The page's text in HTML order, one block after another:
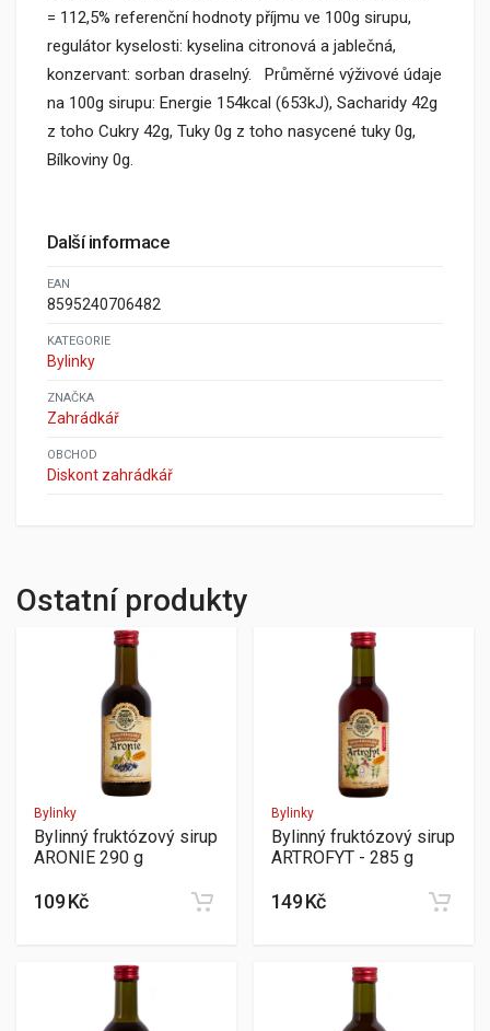
= 112,5% referenční hodnoty příjmu ve 100g sirupu,
regulátor kyselosti: kyselina citronová a jablečná,
konzervant: sorban draselný. Průměrné výživové údaje
na 100g sirupu: Energie 154kcal (653kJ), Sacharidy 42g
z toho Cukry 42g, Tuky 0g z toho nasycené tuky 0g,
Bílkoviny 0g.
Další informace
EAN
8595240706482
KATEGORIE
Bylinky
ZNAČKA
Zahrádkář
OBCHOD
Diskont zahrádkář
Ostatní produkty
Bylinky
Bylinný fruktózový sirup
ARONIE 290 g
109 Kč
Bylinky
Bylinný fruktózový sirup
ARTROFYT - 285 g
149 Kč